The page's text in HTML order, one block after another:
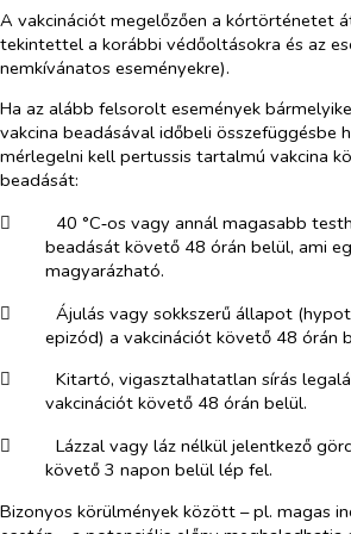
A vakcinációt megelőzően a kórtörténetet
tekintettel a korábbi védőoltásokra és az
nemkívánatos eseményekre).
Ha az alább felsorolt események
vakcina beadásával időbeli összefüggésbe
mérlegelni kell pertussis tartalmú vakcina
beadását:
​
40 °C‑os vagy annál magasabb
beadását követő 48 órán belül, ami
magyarázható.
​
Ájulás vagy sokkszerű állapot
epizód) a vakcinációt követő 48 órán
​
Kitartó, vigasztalhatatlan sírás
vakcinációt követő 48 órán belül.
​
Lázzal vagy láz nélkül jelentkező
követő 3 napon belül lép fel.
Bizonyos körülmények között – pl. magas